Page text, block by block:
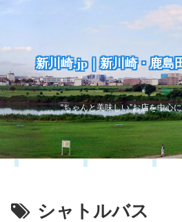
新川崎.jp｜新川崎・鹿島
“ちゃんと美味しい”お店を中心
シャトルバス